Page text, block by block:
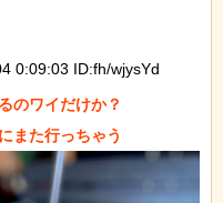
0:09:03 ID:fh/wjysYd
のワイだけか？